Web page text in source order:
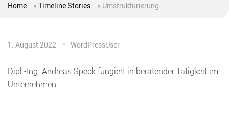
Home » Timeline Stories » Umstrukturierung
1. August 2022 WordPressUser
Dipl.-Ing. Andreas Speck fungiert in beratender Tätigkeit im
Unternehmen.